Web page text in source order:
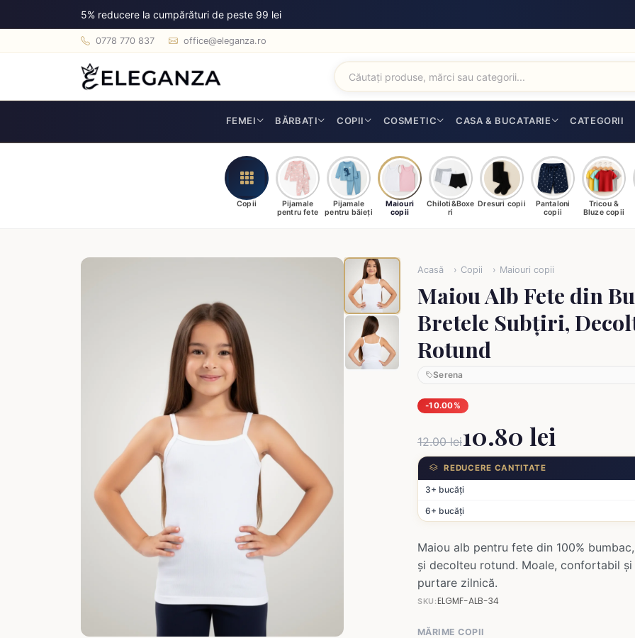
5% reducere la cumpărături de peste 99 lei
0778 770 837 office@eleganza.ro
FEMEI BĂRBAȚI COPII COSMETIC CASA & BUCATARIE CATEGORII
Copii
Pijamale
pentru fete
Pijamale
pentru băieți
Maiouri
copii
Chiloti&Boxe
ri
Dresuri copii
Pantaloni
copii
Tricou &
Bluze copii
Acasă Copii Maiouri copii
Maiou Alb Fete din
Bretele Subțiri,
Rotund
Serena
-10.00%
12.00 lei10.80 lei
REDUCERE CANTITATE
3+ bucăți
6+ bucăți
Maiou alb pentru fete din 100%
și decolteu rotund. Moale, confortabil și
purtare zilnică.
SKU:ELGMF-ALB-34
MĂRIME COPII